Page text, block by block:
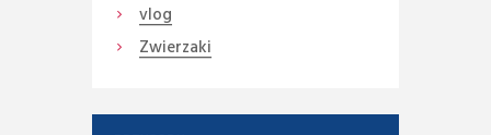
vlog
Zwierzaki